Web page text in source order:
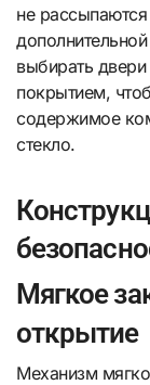
не
выбирать
покрытием,
содержимое
стекло.
Мягкое
открытие
Механизм